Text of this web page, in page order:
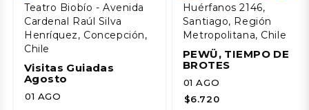
Teatro Biobío - Avenida
Cardenal Raúl Silva
Henríquez, Concepción,
Chile
Visitas Guiadas
Agosto
01 AGO
Huérfanos 2146,
Santiago, Región
Metropolitana, Chile
PEWÜ, TIEMPO DE
BROTES
01 AGO
$6.720